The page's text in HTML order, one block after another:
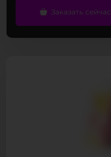
Заказать сейчас